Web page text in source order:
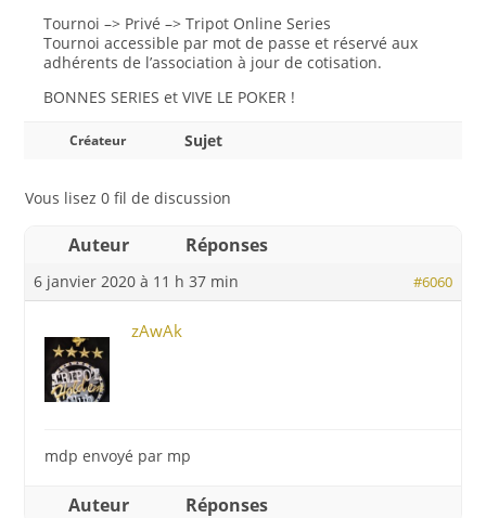
Tournoi –> Privé –> Tripot Online Series
Tournoi accessible par mot de passe et réservé aux
adhérents de l’association à jour de cotisation.
BONNES SERIES et VIVE LE POKER !
Créateur Sujet
Vous lisez 0 fil de discussion
Auteur Réponses
6 janvier 2020 à 11 h 37 min #6060
zAwAk
mdp envoyé par mp
Auteur Réponses